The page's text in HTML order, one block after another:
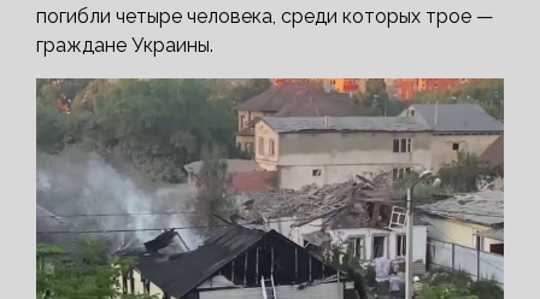
погибли четыре человека, среди которых трое —
граждане Украины.